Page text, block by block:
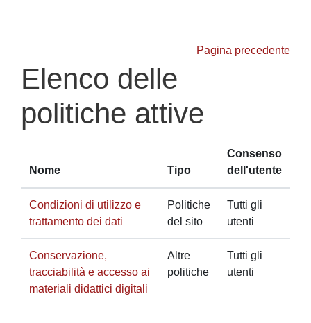
Pagina precedente
Elenco delle
politiche attive
Nome Tipo
Consenso
dell'utente
Condizioni di utilizzo e
trattamento dei dati
Politiche
del sito
Tutti gli
utenti
Conservazione,
tracciabilità e accesso ai
materiali didattici digitali
Altre
politiche
Tutti gli
utenti